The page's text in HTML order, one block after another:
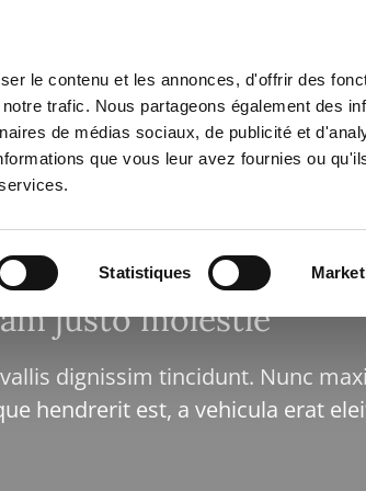
le contenu et les annonces, d'offrir des
trafic. Nous partageons également des
de médias sociaux, de publicité et
que vous leur avez fournies ou
Statistiques
Accueil Nos produits
mise en valeur:
justo molestie
dignissim tincidunt. Nunc
hendrerit est, a vehicula erat